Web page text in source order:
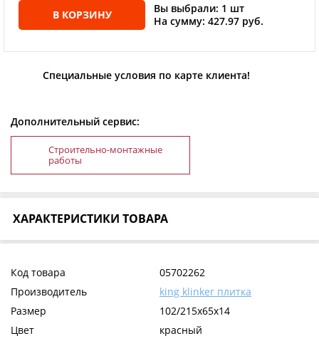
В КОРЗИНУ
Вы выбрали: 1 шт
На сумму: 427.97 руб.
Специальные условия по карте клиента!
Дополнительный сервис:
Строительно-монтажные
работы
ХАРАКТЕРИСТИКИ ТОВАРА
Код товара
05702262
Производитель
king klinker плитка
Размер
102/215x65x14
Цвет
красный